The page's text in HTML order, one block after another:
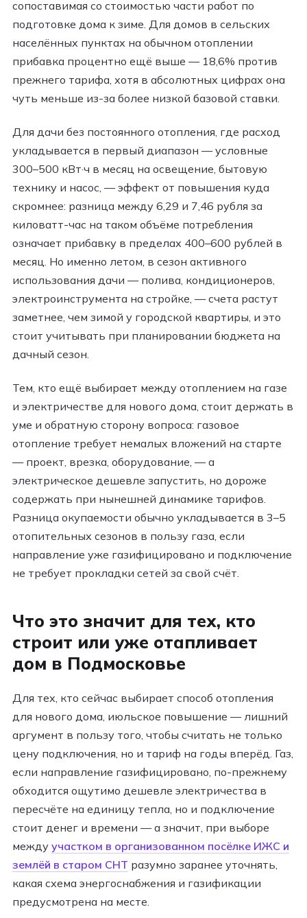
сопоставимая со стоимостью части работ по
подготовке дома к зиме. Для домов в сельских
населённых пунктах на обычном отоплении
прибавка процентно ещё выше — 18,6% против
прежнего тарифа, хотя в абсолютных цифрах она
чуть меньше из-за более низкой базовой ставки.
Для дачи без постоянного отопления, где расход
укладывается в первый диапазон — условные
300–500 кВт·ч в месяц на освещение, бытовую
технику и насос, — эффект от повышения куда
скромнее: разница между 6,29 и 7,46 рубля за
киловатт-час на таком объёме потребления
означает прибавку в пределах 400–600 рублей в
месяц. Но именно летом, в сезон активного
использования дачи — полива, кондиционеров,
электроинструмента на стройке, — счета растут
заметнее, чем зимой у городской квартиры, и это
стоит учитывать при планировании бюджета на
дачный сезон.
Тем, кто ещё выбирает между отоплением на газе
и электричестве для нового дома, стоит держать в
уме и обратную сторону вопроса: газовое
отопление требует немалых вложений на старте
— проект, врезка, оборудование, — а
электрическое дешевле запустить, но дороже
содержать при нынешней динамике тарифов.
Разница окупаемости обычно укладывается в 3–5
отопительных сезонов в пользу газа, если
направление уже газифицировано и подключение
не требует прокладки сетей за свой счёт.
Что это значит для тех, кто
строит или уже отапливает
дом в Подмосковье
Для тех, кто сейчас выбирает способ отопления
для нового дома, июльское повышение — лишний
аргумент в пользу того, чтобы считать не только
цену подключения, но и тариф на годы вперёд. Газ,
если направление газифицировано, по-прежнему
обходится ощутимо дешевле электричества в
пересчёте на единицу тепла, но и подключение
стоит денег и времени — а значит, при выборе
между участком в организованном посёлке ИЖС и
землёй в старом СНТ разумно заранее уточнять,
какая схема энергоснабжения и газификации
предусмотрена на месте.